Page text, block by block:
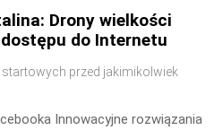
Drony wielkości
do Internetu
startowych przed jakimikolwiek
Innowacyjne rozwiązania